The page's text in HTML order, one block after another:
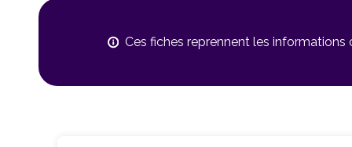
Ces fiches reprennent les